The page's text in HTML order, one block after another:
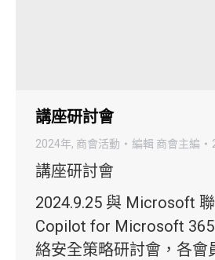
講座研討會
2024年, 商會活動 編輯 商會主編
講座研討會
2024.9.25 與 Microsoft
Copilot for Microsoft
絡安全策略研討會，各會